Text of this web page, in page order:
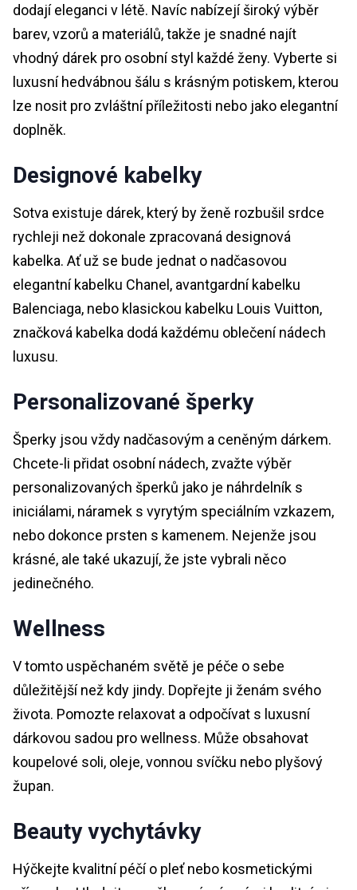
dodají eleganci v létě. Navíc nabízejí široký výběr
barev, vzorů a materiálů, takže je snadné najít
vhodný dárek pro osobní styl každé ženy. Vyberte si
luxusní hedvábnou šálu s krásným potiskem, kterou
lze nosit pro zvláštní příležitosti nebo jako elegantní
doplněk.
Designové kabelky
Sotva existuje dárek, který by ženě rozbušil srdce
rychleji než dokonale zpracovaná designová
kabelka. Ať už se bude jednat o nadčasovou
elegantní kabelku Chanel, avantgardní kabelku
Balenciaga, nebo klasickou kabelku Louis Vuitton,
značková kabelka dodá každému oblečení nádech
luxusu.
Personalizované šperky
Šperky jsou vždy nadčasovým a ceněným dárkem.
Chcete-li přidat osobní nádech, zvažte výběr
personalizovaných šperků jako je náhrdelník s
iniciálami, náramek s vyrytým speciálním vzkazem,
nebo dokonce prsten s kamenem. Nejenže jsou
krásné, ale také ukazují, že jste vybrali něco
jedinečného.
Wellness
V tomto uspěchaném světě je péče o sebe
důležitější než kdy jindy. Dopřejte ji ženám svého
života. Pomozte relaxovat a odpočívat s luxusní
dárkovou sadou pro wellness. Může obsahovat
koupelové soli, oleje, vonnou svíčku nebo plyšový
župan.
Beauty vychytávky
Hýčkejte kvalitní péčí o pleť nebo kosmetickými